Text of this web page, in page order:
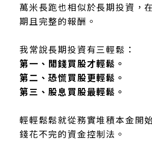
萬米長跑也相似於長期投資，
期且完整的報酬。
我常說長期投資有三輕鬆：
第一、閒錢買股才輕鬆。
第二、恐慌買股更輕鬆。
第三、股息買股最輕鬆。
輕輕鬆鬆就從務實堆積本金開
錢花不完的資金控制法。